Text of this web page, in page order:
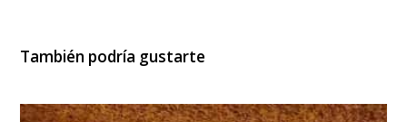
También podría gustarte